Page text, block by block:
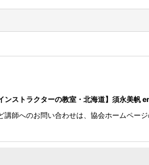
ンストラクターの教室・北海道】須永美帆
講師へのお問い合わせは、協会ホームペー